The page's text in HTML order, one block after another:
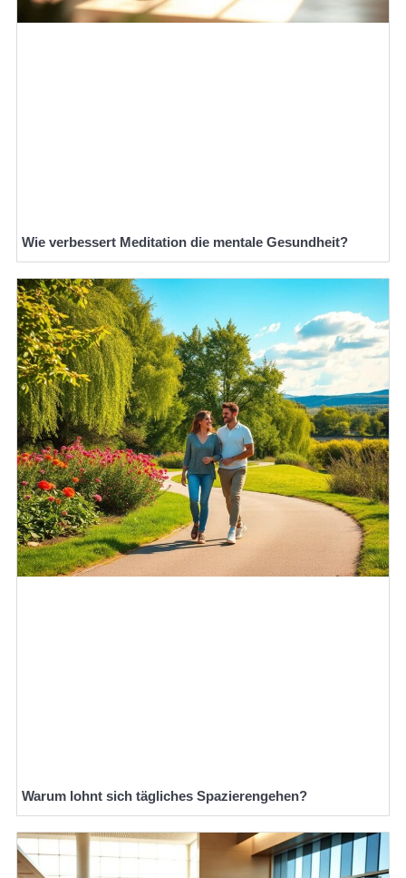
Wie verbessert Meditation die mentale Gesundheit?
Warum lohnt sich tägliches Spazierengehen?